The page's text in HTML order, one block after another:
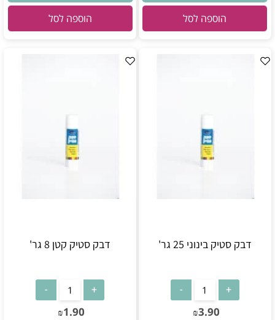
הוספה לסל הוספה לסל
דבק סטיק בינוני 25 גר'
₪3.90
דבק סטיק קטן 8 גר'
₪1.90